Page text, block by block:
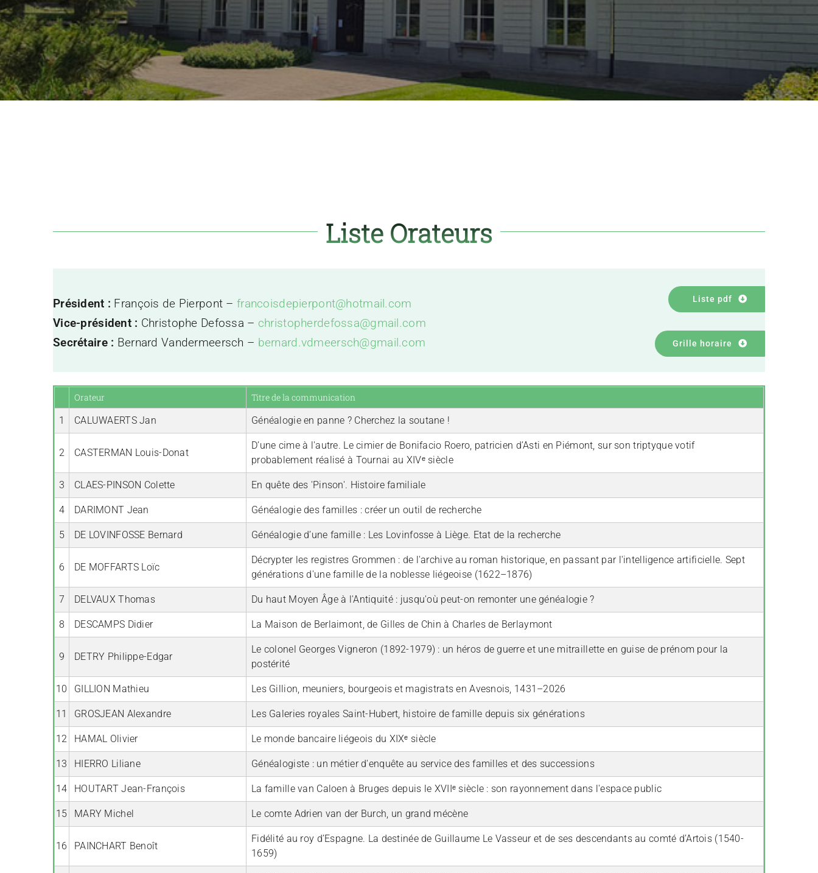
Liste Orateurs
Président : François de Pierpont – francoisdepierpont@hotmail.com
Vice-président : Christophe Defossa – christopherdefossa@gmail.com
Secrétaire : Bernard Vandermeersch – bernard.vdmeersch@gmail.com
Liste pdf
Grille horaire
Orateur
Titre de la communication
1
CALUWAERTS Jan Généalogie en panne ? Cherchez la soutane !
2 CASTERMAN Louis-Donat
D’une cime à l'autre. Le cimier de Bonifacio Roero, patricien d’Asti en Piémont, sur son triptyque votif
probablement réalisé à Tournai au XIVᵉ siècle
3 CLAES-PINSON Colette En quête des 'Pinson'. Histoire familiale
4 DARIMONT Jean Généalogie des familles : créer un outil de recherche
5 DE LOVINFOSSE Bernard Généalogie d’une famille : Les Lovinfosse à Liège. Etat de la recherche
6 DE MOFFARTS Loïc
Décrypter les registres Grommen : de l'archive au roman historique, en passant par l'intelligence artificielle. Sept
générations d'une famille de la noblesse liégeoise (1622–1876)
7 DELVAUX Thomas Du haut Moyen Âge à l'Antiquité : jusqu'où peut-on remonter une généalogie ?
8 DESCAMPS Didier La Maison de Berlaimont, de Gilles de Chin à Charles de Berlaymont
9 DETRY Philippe-Edgar
Le colonel Georges Vigneron (1892-1979) : un héros de guerre et une mitraillette en guise de prénom pour la
postérité
10 GILLION Mathieu Les Gillion, meuniers, bourgeois et magistrats en Avesnois, 1431–2026
11 GROSJEAN Alexandre Les Galeries royales Saint-Hubert, histoire de famille depuis six générations
12 HAMAL Olivier Le monde bancaire liégeois du XIXᵉ siècle
13 HIERRO Liliane Généalogiste : un métier d'enquête au service des familles et des successions
14 HOUTART Jean-François La famille van Caloen à Bruges depuis le XVIIᵉ siècle : son rayonnement dans l'espace public
15 MARY Michel Le comte Adrien van der Burch, un grand mécène
16 PAINCHART Benoît
Fidélité au roy d’Espagne. La destinée de Guillaume Le Vasseur et de ses descendants au comté d’Artois (1540-
1659)